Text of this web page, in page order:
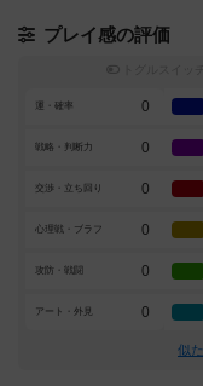
プレイ感の評価
運・確率 0
戦略・判断力 0
交渉・立ち回り 0
心理戦・ブラフ 0
攻防・戦闘 0
アート・外見 0
似